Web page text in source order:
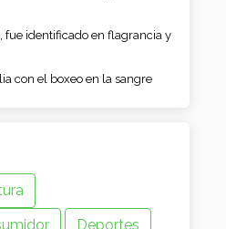
fue identificado en flagrancia y
con el boxeo en la sangre
Deportes